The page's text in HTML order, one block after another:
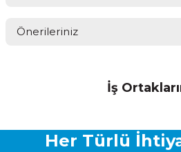
Önerileriniz
kullanarak tarafımıza iletebilirsiniz.
Ürün resmi kalitesiz, bozuk veya
İş
Her Türlü